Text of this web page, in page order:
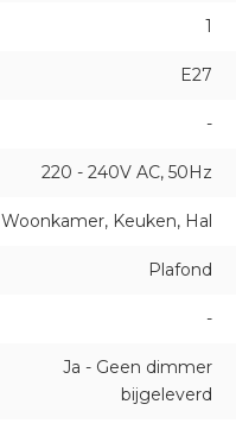
1
E27
-
220 - 240V AC, 50Hz
Woonkamer, Keuken, Hal
Plafond
-
Ja - Geen dimmer
bijgeleverd